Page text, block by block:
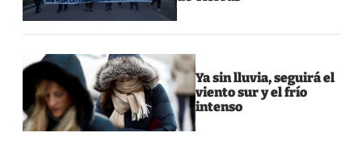
Ya sin lluvia, seguirá el
viento sur y el frío
intenso